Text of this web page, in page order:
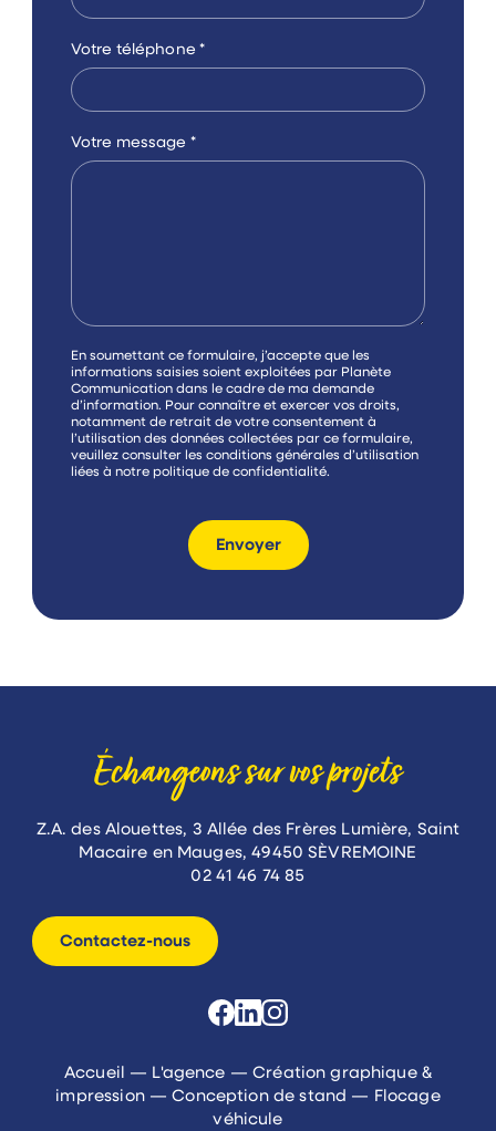
Votre téléphone *
Votre message *
C
a
s
e
s
à
c
o
En soumettant ce formulaire, j’accepte que les
informations saisies soient exploitées par Planète
Communication dans le cadre de ma demande
d’information. Pour connaître et exercer vos droits,
notamment de retrait de votre consentement à
l’utilisation des données collectées par ce formulaire,
veuillez consulter les conditions générales d’utilisation
liées à notre politique de confidentialité.
Envoyer
Échangeons sur vos projets
Z.A. des Alouettes, 3 Allée des Frères Lumière, Saint
Macaire en Mauges, 49450 SÈVREMOINE
02 41 46 74 85
Contactez-nous
Accueil — L'agence —Création graphique &
impression—Conception de stand — Flocage
véhicule